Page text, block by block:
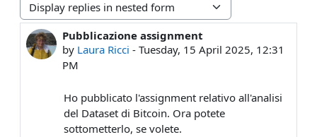
Display mode
Pubblicazione assignment
by Laura Ricci - Tuesday, 15 April 2025, 12:31
PM
Number of replies: 0
Ho pubblicato l'assignment relativo all'analisi
del Dataset di Bitcoin. Ora potete
sottometterlo, se volete.